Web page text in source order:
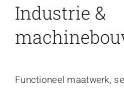
Industrie &
Functioneel maatwerk,